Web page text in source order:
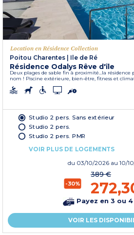
Location en Résidence Collection
Poitou Charentes
Ile de Ré
Résidence Odalys Rêve d'île
Deux plages de sable fin à proximité...la résidence
nom ! Piscine extérieure, bien-être, fitness et
Studio 2 pers. Sans extérieur
Studio 2 pers.
Studio 2 pers. PMR
VOIR PLUS DE LOGEMENTS
du 03/10/2026 au 10/
-30%
389 €
Payez en 3 ou 4
VOIR LES